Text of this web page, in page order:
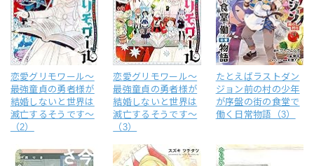
恋愛グリモワール～
最強童貞の勇者様が
結婚しないと世界は
滅亡するそうです～
（2）
恋愛グリモワール～
最強童貞の勇者様が
結婚しないと世界は
滅亡するそうです～
（3）
たとえばラストダン
ジョン前の村の少年
が序盤の街の食堂で
働く日常物語（3）